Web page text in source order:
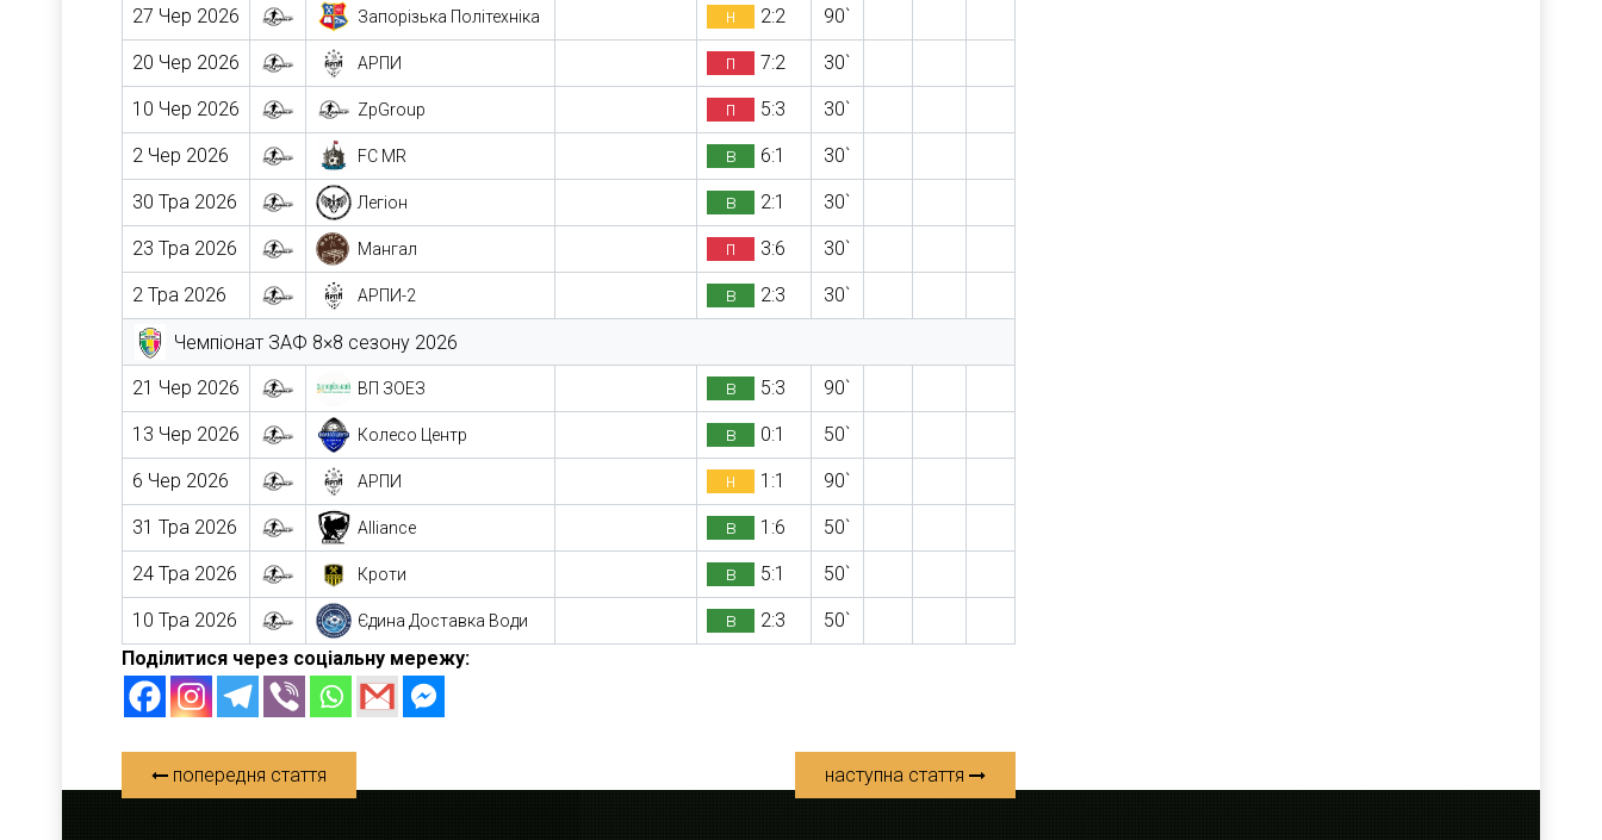
27 Чер 2026 Запорізька Політехніка н 2:2 90`
20 Чер 2026 АРПИ п 7:2 30`
10 Чер 2026 ZpGroup п 5:3 30`
2 Чер 2026 FC MR в 6:1 30`
30 Тра 2026 Легіон в 2:1 30`
23 Тра 2026 Мангал п 3:6 30`
2 Тра 2026 АРПИ-2 в 2:3 30`
Чемпіонат ЗАФ 8×8 сезону 2026
21 Чер 2026 ВП ЗОЕЗ в 5:3 90`
13 Чер 2026 Колесо Центр в 0:1 50`
6 Чер 2026 АРПИ н 1:1 90`
31 Тра 2026 Alliance в 1:6 50`
24 Тра 2026 Кроти в 5:1 50`
10 Тра 2026 Єдина Доставка Води в 2:3
50`
Поділитися через соціальну мережу:
попередня стаття наступна стаття